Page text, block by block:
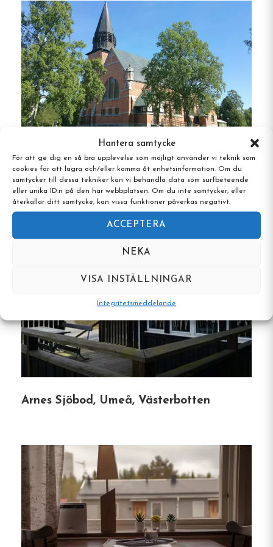
Hantera samtycke
För att ge dig en så bra upplevelse som möjligt använder vi teknik som
cookies för att lagra och/eller komma åt enhetsinformation. Om du
samtycker till dessa tekniker kan vi behandla data som surfbeteende
eller unika ID:n på den här webbplatsen. Om du inte samtycker, eller
återkallar ditt samtycke, kan vissa funktioner påverkas negativt.
ACCEPTERA
NEKA
VISA INSTÄLLNINGAR
Integritetsmeddelande
Järjagården har hemtrevliga rum med bekväma
enkelsängar. Gästerna kan välja mellan
självhushåll och helpension under sin vistelse.
Efter en dag ute i naturen kan man koppla av i
bastun. Verksamhetens engagemang för god
service återspeglas i de genomgående höga
omdömena och Järjagården tilldelades Traveller
Friluftsaktiviteter
: Bara två kilometer från ett av Sveriges
främsta harrvatten, där gästerna även kan
fånga öring, röding, sik, abborre och gädda.
: Järjagården ordnar årliga jaktresor
orre. Ägarna är själva jägare och bidrar med
ovärderlig kunskap under dessa turer.
Vintersport: Med snötäckta landskap som
fond kan gästerna ge sig ut på skoterturer
direkt från vandrarhemmet längs väl
bilresa.
Matupplevelse
Restaurangen på plats erbjuder genuin
Vandrarhemmet Bruksgården, Hörnefors,
Västerbotten
Arnes Sjöbod, Umeå, Västerbotten